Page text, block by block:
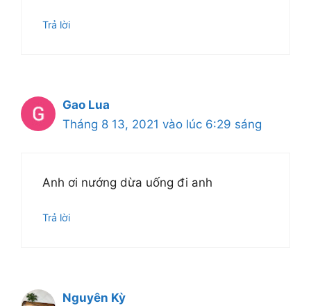
Trả lời
Gao Lua
Tháng 8 13, 2021 vào lúc 6:29 sáng
Anh ơi nướng dừa uống đi anh
Trả lời
Nguyên Kỳ